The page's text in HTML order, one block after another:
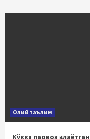
Олий таълим
Кўкка парвоз қилаётган